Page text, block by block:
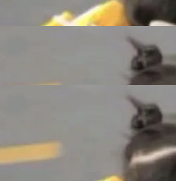
呈现出截然不同的面
Meta 主要依托充沛的经
大项目里自动规划、写
端工具。 据介绍，Muse
组后台 agent。这些后
机器拥有全局视野。整个
环节：建图 → 控制难度
接入Mooncake TENT。
输引擎接入Mooncake T
能提升30%、非零拷贝
UCL-MPComm底层基
服“面向企业研发场景的
应用”凭借卓越的技术
。 全链路私有化部署，
工信部人工智能